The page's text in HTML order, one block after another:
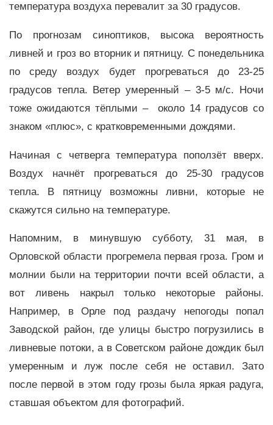
температура воздуха перевалит за 30 градусов.
По прогнозам синоптиков, высока вероятность
ливней и гроз во вторник и пятницу. С понедельника
по среду воздух будет прогреваться до 23-25
градусов тепла. Ветер умеренный – 3-5 м/с. Ночи
тоже ожидаются тёплыми – около 14 градусов со
знаком «плюс», с кратковременными дождями.
Начиная с четверга температура поползёт вверх.
Воздух начнёт прогреваться до 25-30 градусов
тепла. В пятницу возможны ливни, которые не
скажутся сильно на температуре.
Напомним, в минувшую субботу, 31 мая, в
Орловской области прогремела первая гроза. Гром и
молнии были на территории почти всей области, а
вот ливень накрыл только некоторые районы.
Например, в Орле под раздачу непогоды попал
Заводской район, где улицы быстро погрузились в
ливневые потоки, а в Советском районе дождик был
умеренным и луж после себя не оставил. Зато
после первой в этом году грозы была яркая радуга,
ставшая объектом для фотографий.